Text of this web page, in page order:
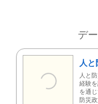
デ
人
人と
経験
を通じ
防災